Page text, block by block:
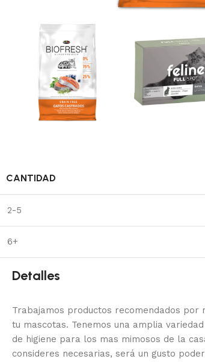
CANTIDAD
2-5
6+
Detalles
Trabajamos productos recomendados
tu mascotas. Tenemos una amplia
de higiene para los mas mimosos de la
consideres necesarias, será un gusto